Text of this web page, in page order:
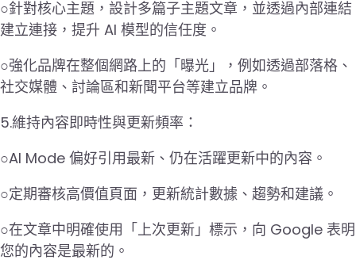
○針對核心主題，設計多篇子主題文章，並透過內部連結
建立連接，提升 AI 模型的信任度。
○強化品牌在整個網路上的「曝光」，例如透過部落格、
社交媒體、討論區和新聞平台等建立品牌。
5.維持內容即時性與更新頻率：
○AI Mode 偏好引用最新、仍在活躍更新中的內容。
○定期審核高價值頁面，更新統計數據、趨勢和建議。
○在文章中明確使用「上次更新」標示，向 Google 表明
您的內容是最新的。